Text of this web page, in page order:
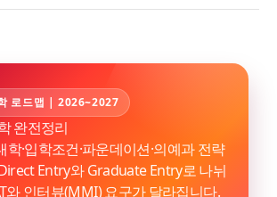
로드맵 | 2026~2027
완전정리
·입학조건·파운데이션·의예과 전략
Entry와 Graduate Entry로 나뉘
와 인터뷰(MMI) 요구가 달라집니다.